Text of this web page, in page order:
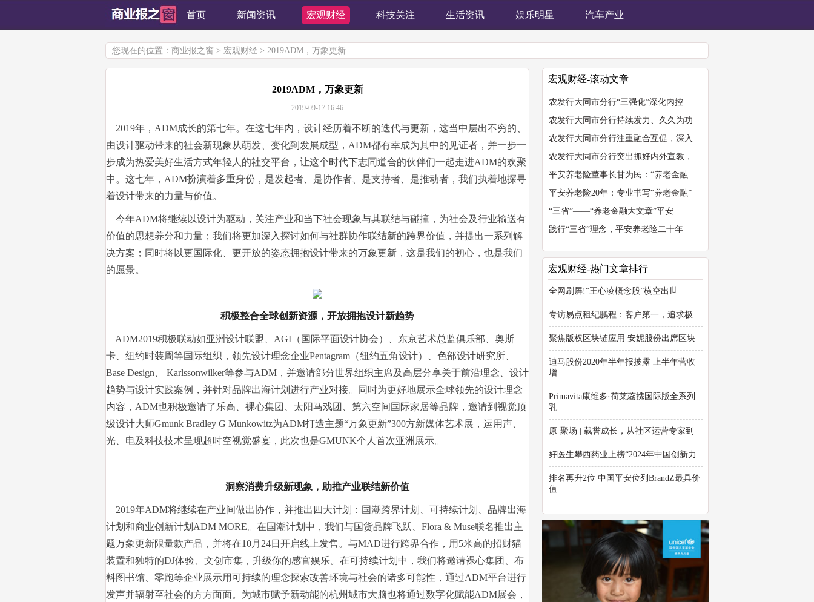
首页 新闻资讯 宏观财经 科技关注 生活资讯 娱乐明星 汽车产业
您现在的位置： 商业报之窗 > 宏观财经 > 2019ADM，万象更新
2019ADM，万象更新
2019-09-17 16:46
2019年，ADM成长的第七年。在这七年内，设计经历着不断的迭代与更新，这当中层出不穷的、
由设计驱动带来的社会新现象从萌发、变化到发展成型，ADM都有幸成为其中的见证者，并一步一
步成为热爱美好生活方式年轻人的社交平台，让这个时代下志同道合的伙伴们一起走进ADM的欢聚
中。这七年，ADM扮演着多重身份，是发起者、是协作者、是支持者、是推动者，我们执着地探寻
着设计带来的力量与价值。
今年ADM将继续以设计为驱动，关注产业和当下社会现象与其联结与碰撞，为社会及行业输送有
价值的思想养分和力量；我们将更加深入探讨如何与社群协作联结新的跨界价值，并提出一系列解
决方案；同时将以更国际化、更开放的姿态拥抱设计带来的万象更新，这是我们的初心，也是我们
的愿景。
积极整合全球创新资源，开放拥抱设计新趋势
ADM2019积极联动如亚洲设计联盟、AGI（国际平面设计协会）、东京艺术总监俱乐部、奥斯
卡、纽约时装周等国际组织，领先设计理念企业Pentagram（纽约五角设计）、色部设计研究所、
Base Design、 Karlssonwilker等参与ADM，并邀请部分世界组织主席及高层分享关于前沿理念、设计
趋势与设计实践案例，并针对品牌出海计划进行产业对接。同时为更好地展示全球领先的设计理念
内容，ADM也积极邀请了乐高、裸心集团、太阳马戏团、第六空间国际家居等品牌，邀请到视觉顶
级设计大师Gmunk Bradley G Munkowitz为ADM打造主题“万象更新”300方新媒体艺术展，运用声、
光、电及科技技术呈现超时空视觉盛宴，此次也是GMUNK个人首次亚洲展示。
洞察消费升级新现象，助推产业联结新价值
2019年ADM将继续在产业间做出协作，并推出四大计划：国潮跨界计划、可持续计划、品牌出海
计划和商业创新计划ADM MORE。在国潮计划中，我们与国货品牌飞跃、Flora & Muse联名推出主
题万象更新限量款产品，并将在10月24日开启线上发售。与MAD进行跨界合作，用5米高的招财猫
装置和独特的DJ体验、文创市集，升级你的感官娱乐。在可持续计划中，我们将邀请裸心集团、布
料图书馆、零跑等企业展示用可持续的理念探索改善环境与社会的诸多可能性，通过ADM平台进行
发声并辐射至社会的方方面面。为城市赋予新动能的杭州城市大脑也将通过数字化赋能ADM展会，
宏观财经-滚动文章
农发行大同市分行“三强化”深化内控
农发行大同市分行持续发力、久久为功
农发行大同市分行注重融合互促，深入
农发行大同市分行突出抓好内外宣教，
平安养老险董事长甘为民：“养老金融
平安养老险20年：专业书写“养老金融”
“三省”——“养老金融大文章”平安
践行“三省”理念，平安养老险二十年
宏观财经-热门文章排行
全网刷屏!“王心凌概念股”横空出世
专访易点租纪鹏程：客户第一，追求极
聚焦版权区块链应用 安妮股份出席区块
迪马股份2020年半年报披露 上半年营收
增
Primavita康维多·荷莱蕊携国际版全系列
乳
原·聚场 | 载誉成长，从社区运营专家到
好医生攀西药业上榜“2024年中国创新力
排名再升2位 中国平安位列BrandZ最具价
值